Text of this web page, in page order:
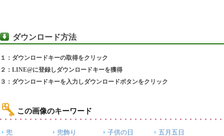
ダウンロード方法
１：ダウンロードキーの取得をクリック
２：LINE@に登録しダウンロードキーを獲得
３：ダウンロードキーを入力しダウンロードボタンをクリック
この画像のキーワード
兜 兜飾り 子供の日
五月五日